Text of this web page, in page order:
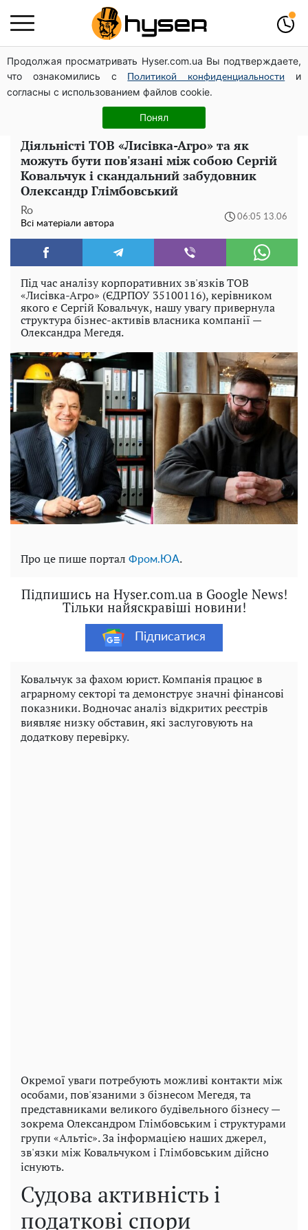
Продолжая просматривать Hyser.com.ua Вы подтверждаете,
что ознакомились с
Политикой конфиденциальности
и
согласны с использованием файлов cookie.
Понял
Олена Тополя злив відео – це далеко не все: фронтмен
"Антитіла" Тарас Тополя став наступним
Повністю гола Анна Трінчер блиснула "принадами":
таких розмірів ви ще не бачили
Діяльністі ТОВ «Лисівка-Агро» та як
можуть бути пов'язані між собою Сергій
Ковальчук і скандальний забудовник
Олександр Глімбовський
Ro
Всі матеріали автора
06:05 13.06
Під час аналізу корпоративних зв'язків ТОВ
«Лисівка-Агро» (ЄДРПОУ 35100116), керівником
якого є Сергій Ковальчук, нашу увагу привернула
структура бізнес-активів власника компанії —
Олександра Мегедя.
Про це пише портал Фром.ЮА.
Підпишись на Hyser.com.ua в Google News!
Тільки найяскравіші новини!
Підписатися
Ковальчук за фахом юрист. Компанія працює в
аграрному секторі та демонструє значні фінансові
показники. Водночас аналіз відкритих реєстрів
виявляє низку обставин, які заслуговують на
додаткову перевірку.
Окремої уваги потребують можливі контакти між
особами, пов'язаними з бізнесом Мегедя, та
представниками великого будівельного бізнесу —
зокрема Олександром Глімбовським і структурами
групи «Альтіс». За інформацією наших джерел,
зв'язки між Ковальчуком і Глімбовським дійсно
існують.
Судова активність і
податкові спори